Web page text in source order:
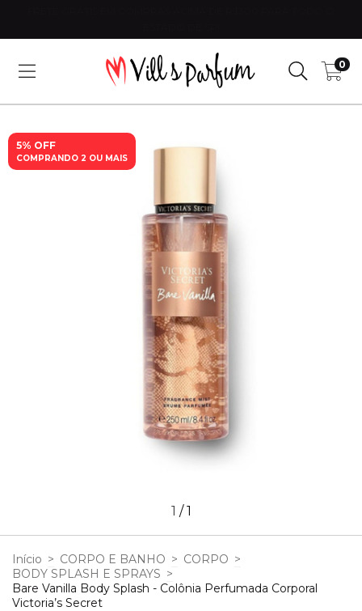
0
5% OFF
COMPRANDO 2 OU MAIS
1 /1
Início > CORPO E BANHO > CORPO >
BODY SPLASH E SPRAYS >
Bare Vanilla Body Splash - Colônia Perfumada Corporal
Victoria’s Secret